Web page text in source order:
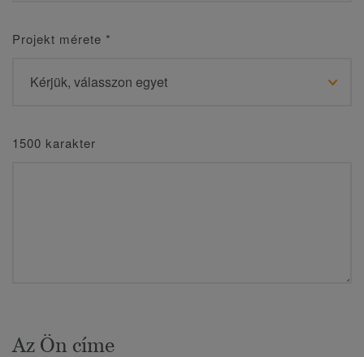
Projekt mérete *
1500 karakter
Az Ön címe